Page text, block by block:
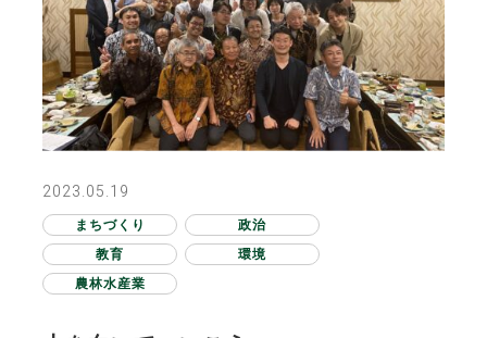
2023.05.19
まちづくり
政治
教育
環境
農林水産業